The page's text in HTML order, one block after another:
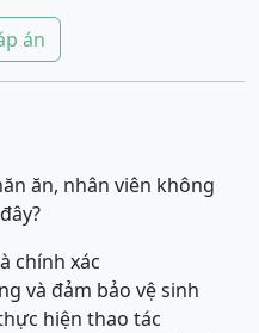
án
ăn, nhân viên không
chính xác
và đảm bảo vệ sinh
hiện thao tác